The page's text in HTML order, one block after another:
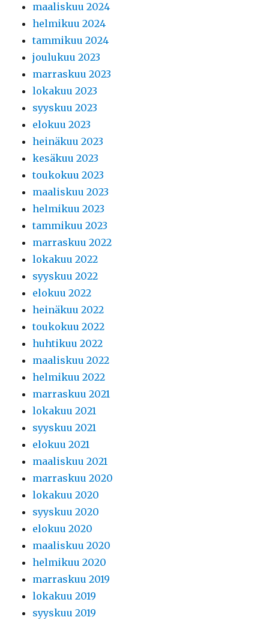
maaliskuu 2024
helmikuu 2024
tammikuu 2024
joulukuu 2023
marraskuu 2023
lokakuu 2023
syyskuu 2023
elokuu 2023
heinäkuu 2023
kesäkuu 2023
toukokuu 2023
maaliskuu 2023
helmikuu 2023
tammikuu 2023
marraskuu 2022
lokakuu 2022
syyskuu 2022
elokuu 2022
heinäkuu 2022
toukokuu 2022
huhtikuu 2022
maaliskuu 2022
helmikuu 2022
marraskuu 2021
lokakuu 2021
syyskuu 2021
elokuu 2021
maaliskuu 2021
marraskuu 2020
lokakuu 2020
syyskuu 2020
elokuu 2020
maaliskuu 2020
helmikuu 2020
marraskuu 2019
lokakuu 2019
syyskuu 2019